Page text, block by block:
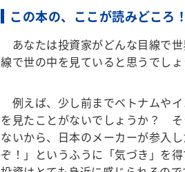
この本の、ここが読みどころ
あなたは投資家がどんな目線で
線で世の中を見ていると思うでし
例えば、少し前までベトナムや
を見たことがないでしょうか？ そ
ないから、日本のメーカーが参入
ぞ！」というふうに「気づき」を